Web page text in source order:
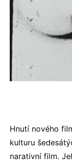
Hnutí nového
kulturu
narativní film.